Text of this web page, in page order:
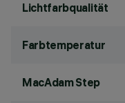
Lichtfarbqualität
Farbtemperatur
MacAdam Step